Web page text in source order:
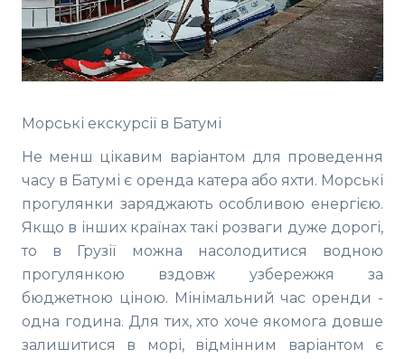
Морські екскурсії в Батумі
Не менш цікавим варіантом для проведення
часу в Батумі є оренда катера або яхти. Морські
прогулянки заряджають особливою енергією.
Якщо в інших країнах такі розваги дуже дорогі,
то в Грузії можна насолодитися водною
прогулянкою вздовж узбережжя за
бюджетною ціною. Мінімальний час оренди -
одна година. Для тих, хто хоче якомога довше
залишитися в морі, відмінним варіантом є